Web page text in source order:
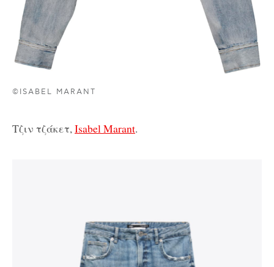
©ISABEL MARANT
Τζιν τζάκετ, Isabel Marant.